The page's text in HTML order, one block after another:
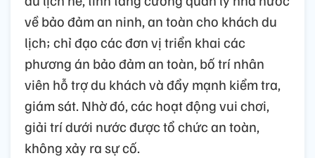
về bảo đảm an ninh, an toàn cho khách du
lịch; chỉ đạo các đơn vị triển khai các
phương án bảo đảm an toàn, bố trí nhân
viên hỗ trợ du khách và đẩy mạnh kiểm tra,
giám sát. Nhờ đó, các hoạt động vui chơi,
giải trí dưới nước được tổ chức an toàn,
không xảy ra sự cố.